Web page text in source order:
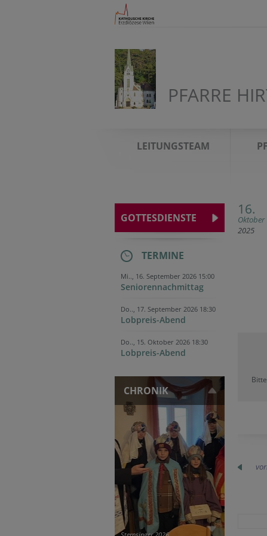
PFARRE
LEITUNGSTEAM
GOTTESDIENSTE
TERMINE
Mi.., 16. September 2026 15:00
Seniorennachmittag
Do.., 17. September 2026 18:30
Lobpreis-Abend
Do.., 15. Oktober 2026 18:30
Lobpreis-Abend
CHRONIK
16.
Oktober
2025